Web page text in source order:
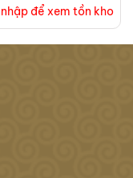
để xem tồn kho